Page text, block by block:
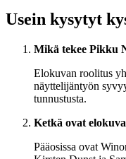
Usein kysytyt
Mikä tekee Pikku
Elokuvan roolitus
näyttelijäntyön
tunnustusta.
Ketkä ovat
Pääosissa ovat